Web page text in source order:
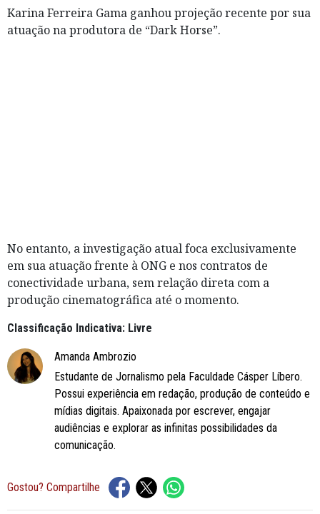
Karina Ferreira Gama ganhou projeção recente por sua
atuação na produtora de “Dark Horse”.
No entanto, a investigação atual foca exclusivamente
em sua atuação frente à ONG e nos contratos de
conectividade urbana, sem relação direta com a
produção cinematográfica até o momento.
Classificação Indicativa: Livre
Amanda Ambrozio
Estudante de Jornalismo pela Faculdade Cásper Líbero.
Possui experiência em redação, produção de conteúdo e
mídias digitais. Apaixonada por escrever, engajar
audiências e explorar as infinitas possibilidades da
comunicação.
Gostou? Compartilhe